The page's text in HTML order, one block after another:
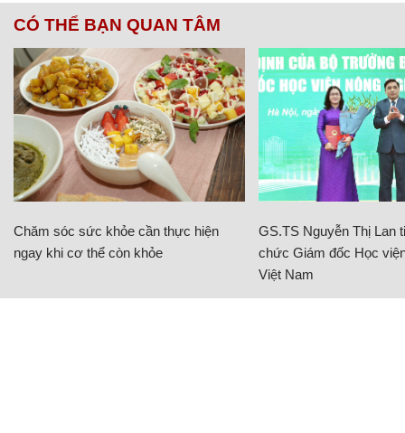
CÓ THỂ BẠN QUAN TÂM
Chăm sóc sức khỏe cần thực hiện
ngay khi cơ thể còn khỏe
GS.TS Nguyễn Thị Lan
chức Giám đốc Học
Việt Nam